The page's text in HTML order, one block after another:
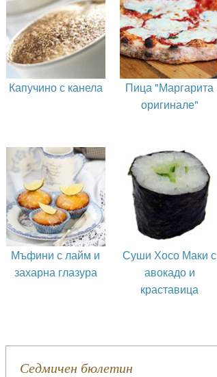
Капучино с канела
Пица "Маргарита
оригинале"
Мъфини с лайм и
захарна глазура
Суши Хосо Маки с
авокадо и
краставица
Седмичен бюлетин